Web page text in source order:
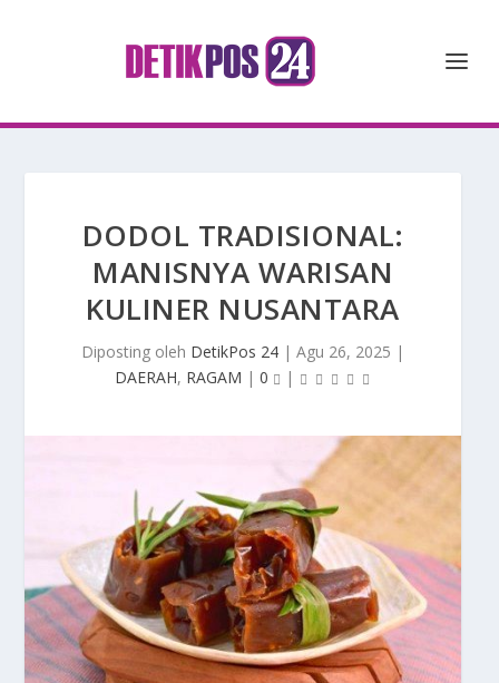
DODOL TRADISIONAL:
MANISNYA WARISAN
KULINER NUSANTARA
Diposting oleh DetikPos 24 | Agu 26, 2025 |
DAERAH, RAGAM | 0 |